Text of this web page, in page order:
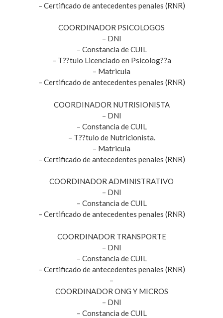
– Certificado de antecedentes penales (RNR)
COORDINADOR PSICOLOGOS
– DNI
– Constancia de CUIL
– T??tulo Licenciado en Psicolog??a
– Matricula
– Certificado de antecedentes penales (RNR)
COORDINADOR NUTRISIONISTA
– DNI
– Constancia de CUIL
– T??tulo de Nutricionista.
– Matricula
– Certificado de antecedentes penales (RNR)
COORDINADOR ADMINISTRATIVO
– DNI
– Constancia de CUIL
– Certificado de antecedentes penales (RNR)
COORDINADOR TRANSPORTE
– DNI
– Constancia de CUIL
– Certificado de antecedentes penales (RNR)
–
COORDINADOR ONG Y MICROS
– DNI
– Constancia de CUIL